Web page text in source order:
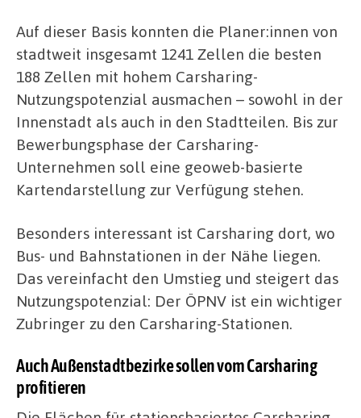
Auf dieser Basis konnten die Planer:innen von
stadtweit insgesamt 1241 Zellen die besten
188 Zellen mit hohem Carsharing-
Nutzungspotenzial ausmachen – sowohl in der
Innenstadt als auch in den Stadtteilen. Bis zur
Bewerbungsphase der Carsharing-
Unternehmen soll eine geoweb-basierte
Kartendarstellung zur Verfügung stehen.
Besonders interessant ist Carsharing dort, wo
Bus- und Bahnstationen in der Nähe liegen.
Das vereinfacht den Umstieg und steigert das
Nutzungspotenzial: Der ÖPNV ist ein wichtiger
Zubringer zu den Carsharing-Stationen.
Auch Außenstadtbezirke sollen vom Carsharing
profitieren